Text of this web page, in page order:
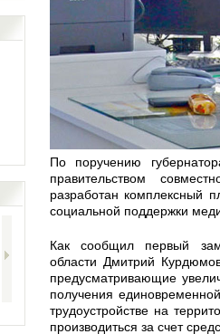
По поручению
правительством
разработан комплексный
социальной поддержки
Как сообщил первый
области Дмитрий
предусматривающие
получения
трудоустройстве на
производиться за счет